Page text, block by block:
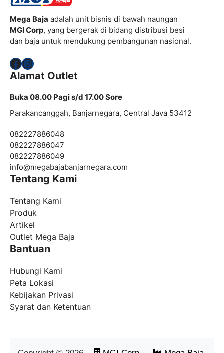
Mega Baja adalah unit bisnis di bawah naungan
MGI Corp, yang bergerak di bidang distribusi besi
dan baja untuk mendukung pembangunan nasional.
Facebook
Instagram
Alamat Outlet
Buka 08.00 Pagi s/d 17.00 Sore
Parakancanggah, Banjarnegara, Central Java 53412
082227886048
082227886047
082227886049
info@megabajabanjarnegara.com
Tentang Kami
Tentang Kami
Produk
Artikel
Outlet Mega Baja
Bantuan
Hubungi Kami
Peta Lokasi
Kebijakan Privasi
Syarat dan Ketentuan